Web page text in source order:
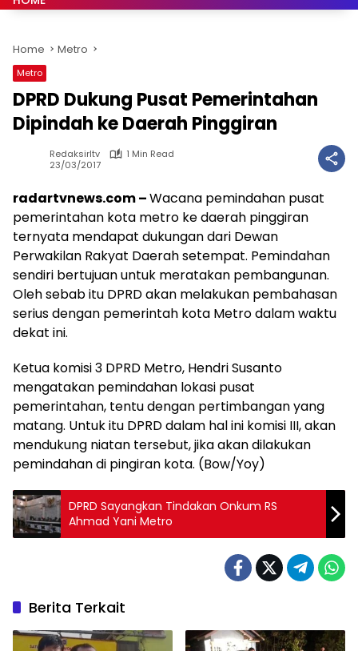
Home Metro
Metro
DPRD Dukung Pusat Pemerintahan
Dipindah ke Daerah Pinggiran
Redaksirltv
1 Min Read
23/03/2017
radartvnews.com –Wacana pemindahan pusat
pemerintahan kota metro ke daerah pinggiran
ternyata mendapat dukungan dari Dewan
Perwakilan Rakyat Daerah setempat. Pemindahan
sendiri bertujuan untuk meratakan pembangunan.
Oleh sebab itu DPRD akan melakukan pembahasan
serius dengan pemerintah kota Metro dalam waktu
dekat ini.
Ketua komisi 3 DPRD Metro, Hendri Susanto
mengatakan pemindahan lokasi pusat
pemerintahan, tentu dengan pertimbangan yang
matang. Untuk itu DPRD dalam hal ini komisi III, akan
mendukung niatan tersebut, jika akan dilakukan
pemindahan di pingiran kota. (Bow/Yoy)
DPRD Sayangkan Tindakan Onkum RS
Ahmad Yani Metro
Berita Terkait